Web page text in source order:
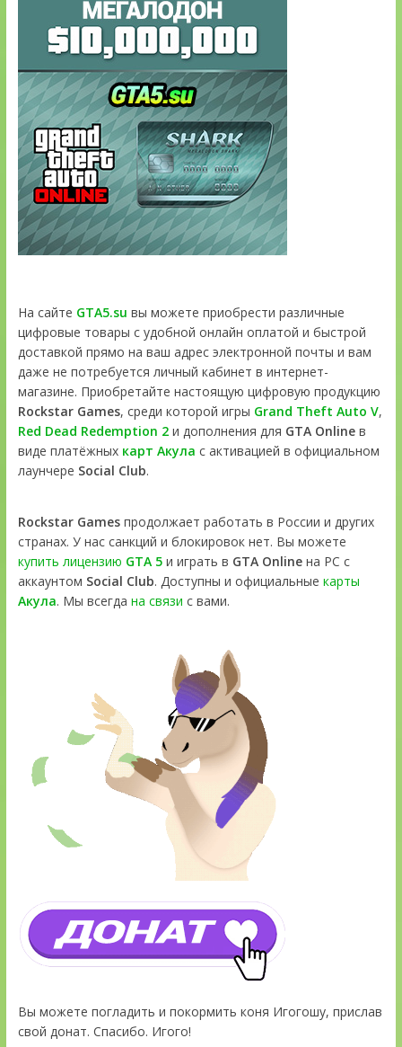
На сайте GTA5.su вы можете приобрести различные
цифровые товары с удобной онлайн оплатой и быстрой
доставкой прямо на ваш адрес электронной почты и вам
даже не потребуется личный кабинет в интернет-
магазине. Приобретайте настоящую цифровую продукцию
Rockstar Games, среди которой игры Grand Theft Auto V,
Red Dead Redemption 2и дополнения для GTA Onlineв
виде платёжных карт Акула с активацией в официальном
лаунчере Social Club.
Rockstar Gamesпродолжает работать в России и других
странах. У нас санкций и блокировок нет. Вы можете
купить лицензию GTA 5и играть в GTA Onlineна PC с
аккаунтом Social Club. Доступны и официальные карты
Акула. Мы всегда на связи с вами.
Вы можете погладить и покормить коня Игогошу, прислав
свой донат. Спасибо. Игого!